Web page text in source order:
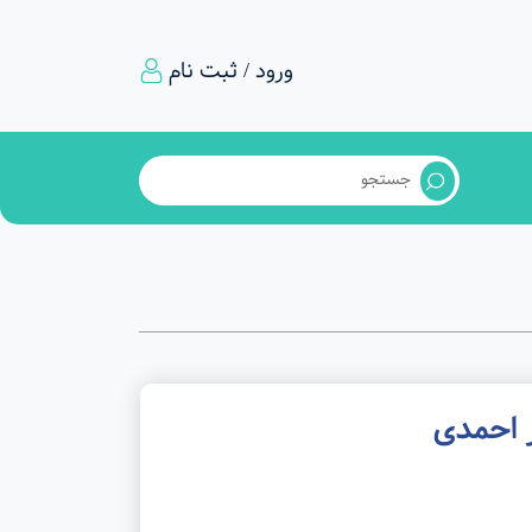
ورود / ثبت نام
احمدی